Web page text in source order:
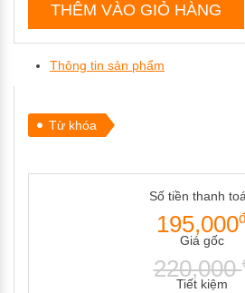
THÊM VÀO GIỎ HÀNG
Thông tin sản phẩm
Từ khóa
Số tiền thanh
195,000
Giá gốc
220,000
Tiết kiệm